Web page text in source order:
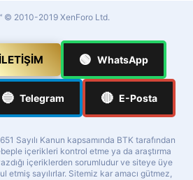
© 2010-2019 XenForo Ltd.
🟢 WhatsApp
🔵 Telegram 🔴 E-Posta
Sayılı Kanun kapsamında BTK tarafından
içerikleri kontrol etme ya da araştırma
içeriklerden sorumludur ve siteye üye
etmiş sayılırlar. Sitemiz kar amacı gütmez,